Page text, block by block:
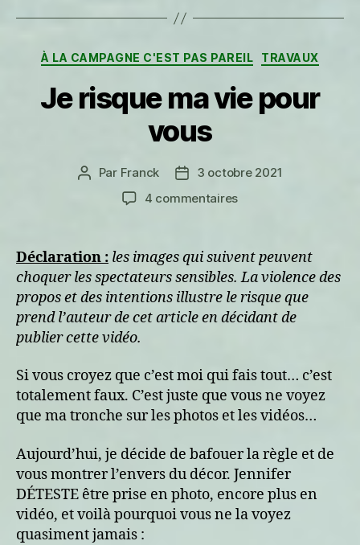
Catégories
À LA CAMPAGNE C'EST PAS PAREIL TRAVAUX
Je risque ma vie pour
vous
Auteur
Par Franck
Date3 octobre 2021
4 commentairessur
ma
pour
vous
Déclaration : les images qui suivent peuvent
choquer les spectateurs sensibles. La violence des
propos et des intentions illustre le risque que
prend l’auteur de cet article en décidant de
publier cette vidéo.
Si vous croyez que c’est moi qui fais tout… c’est
totalement faux. C’est juste que vous ne voyez
que ma tronche sur les photos et les vidéos…
Aujourd’hui, je décide de bafouer la règle et de
vous montrer l’envers du décor. Jennifer
DÉTESTE être prise en photo, encore plus en
vidéo, et voilà pourquoi vous ne la voyez
quasiment jamais :